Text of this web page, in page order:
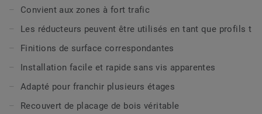
structure peuvent se produire.
Convient aux zones à fort trafic
Les réducteurs peuvent être utilisés en tant que profils t
Finitions de surface correspondantes
Installation facile et rapide sans vis apparentes
Adapté pour franchir plusieurs étages
Recouvert de placage de bois véritable